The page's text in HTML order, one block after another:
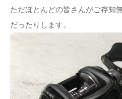
ただほとんどの皆さんがご存知
だったりします。